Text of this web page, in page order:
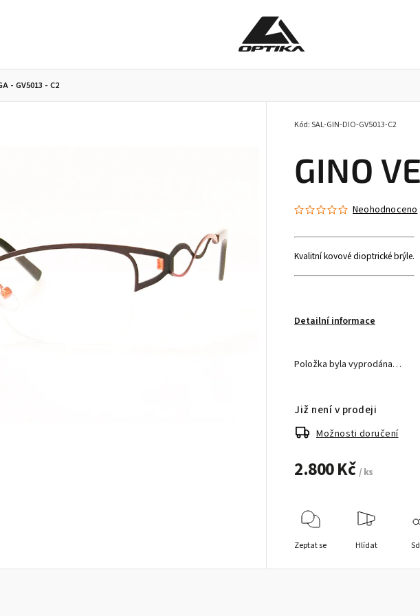
- GV5013 - C2
GINO
Kód:SAL-GIN-DIO-GV5013-C2
Neohodnoceno
Kvalitní kovové dioptrické brýle.
Detailní informace
Položka byla vyprodána…
2.800 Kč / ks
Již není v prodeji
Možnosti doručení
Zeptat se Hlídat